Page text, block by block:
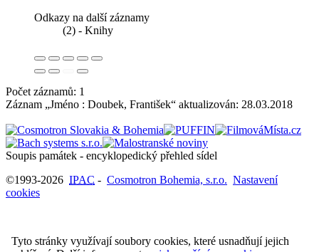
Odkazy na další záznamy
(2) - Knihy
Počet záznamů: 1
Záznam „Jméno : Doubek, František“ aktualizován: 28.03.2018
Soupis památek - encyklopedický přehled sídel
©1993-2026 IPAC - Cosmotron Bohemia, s.r.o. Nastavení
cookies
Tyto stránky využívají soubory cookies, které usnadňují jejich